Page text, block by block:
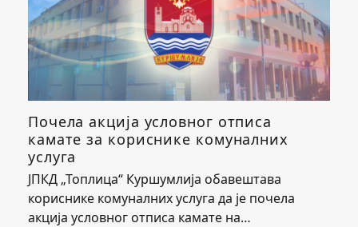
Почела акција условног отписа
камате за кориснике комуналних
услуга
ЈПКД „Топлица“ Куршумлија обавештава
кориснике комуналних услуга да је почела
акција условног отписа камате на…